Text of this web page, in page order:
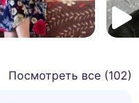
Посмотреть все (102)